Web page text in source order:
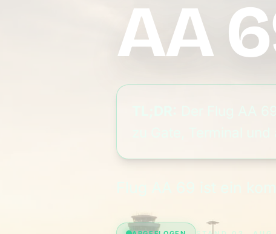
AA
Der Flug AA
zu Gate, Terminal
Flug AA 69 ist ein